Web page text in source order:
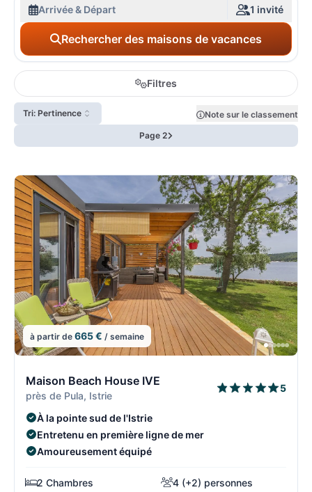
Arrivée & Départ 1 invité
Rechercher des maisons de vacances
Filtres
Tri: Pertinence
Note sur le classement
Page 2
à partir de 665 € / semaine
Maison Beach House IVE
près de Pula, Istrie
5
À la pointe sud de l'Istrie
Entretenu en première ligne de mer
Amoureusement équipé
2 Chambres
4 (+2) personnes